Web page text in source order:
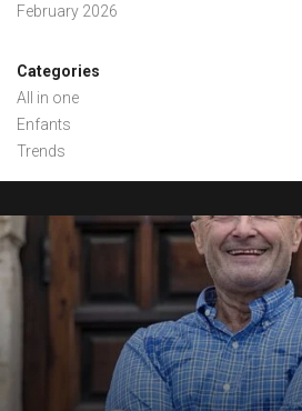
February 2026
Categories
All in one
Enfants
Trends